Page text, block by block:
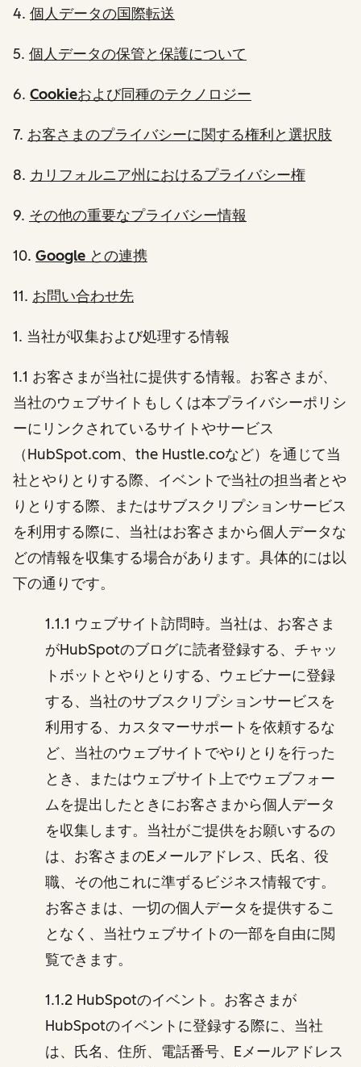
4. 個人データの国際転送
5. 個人データの保管と保護について
6. Cookieおよび同種のテクノロジー
7. お客さまのプライバシーに関する権利と選択肢
8. カリフォルニア州におけるプライバシー権
9. その他の重要なプライバシー情報
10. Google との連携
11. お問い合わせ先
1. 当社が収集および処理する情報
1.1 お客さまが当社に提供する情報。お客さまが、
当社のウェブサイトもしくは本プライバシーポリシ
ーにリンクされているサイトやサービス
（HubSpot.com、the Hustle.coなど）を通じて当
社とやりとりする際、イベントで当社の担当者とや
りとりする際、またはサブスクリプションサービス
を利用する際に、当社はお客さまから個人データな
どの情報を収集する場合があります。具体的には以
下の通りです。
1.1.1 ウェブサイト訪問時。当社は、お客さま
がHubSpotのブログに読者登録する、チャッ
トボットとやりとりする、ウェビナーに登録
する、当社のサブスクリプションサービスを
利用する、カスタマーサポートを依頼するな
ど、当社のウェブサイトでやりとりを行った
とき、またはウェブサイト上でウェブフォー
ムを提出したときにお客さまから個人データ
を収集します。当社がご提供をお願いするの
は、お客さまのEメールアドレス、氏名、役
職、その他これに準ずるビジネス情報です。
お客さまは、一切の個人データを提供するこ
となく、当社ウェブサイトの一部を自由に閲
覧できます。
1.1.2 HubSpotのイベント。お客さまが
HubSpotのイベントに登録する際に、当社
は、氏名、住所、電話番号、Eメールアドレス